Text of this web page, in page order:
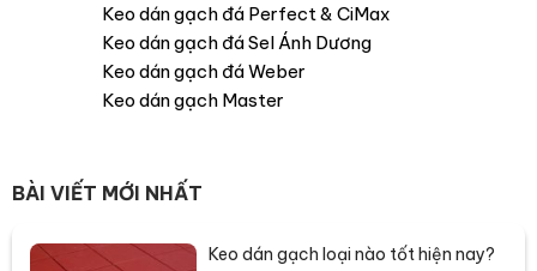
Keo dán gạch đá Perfect & CiMax
Keo dán gạch đá Sel Ánh Dương
Keo dán gạch đá Weber
Keo dán gạch Master
BÀI VIẾT MỚI NHẤT
Keo dán gạch loại nào tốt hiện nay?